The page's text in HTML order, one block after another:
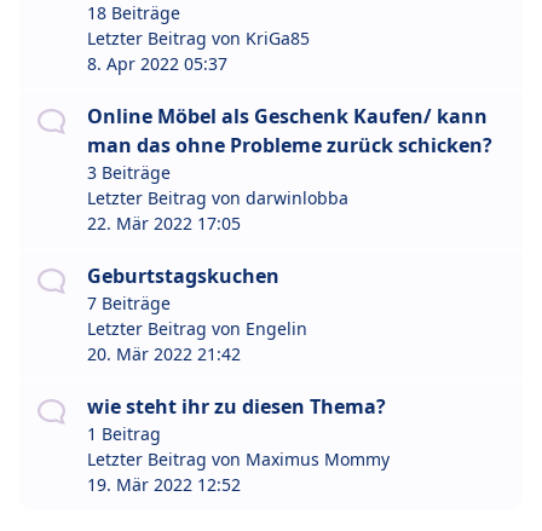
18 Beiträge
Letzter Beitrag von KriGa85
8. Apr 2022 05:37
Online Möbel als Geschenk Kaufen/ kann
man das ohne Probleme zurück schicken?
3 Beiträge
Letzter Beitrag von darwinlobba
22. Mär 2022 17:05
Geburtstagskuchen
7 Beiträge
Letzter Beitrag von Engelin
20. Mär 2022 21:42
wie steht ihr zu diesen Thema?
1 Beitrag
Letzter Beitrag von Maximus Mommy
19. Mär 2022 12:52